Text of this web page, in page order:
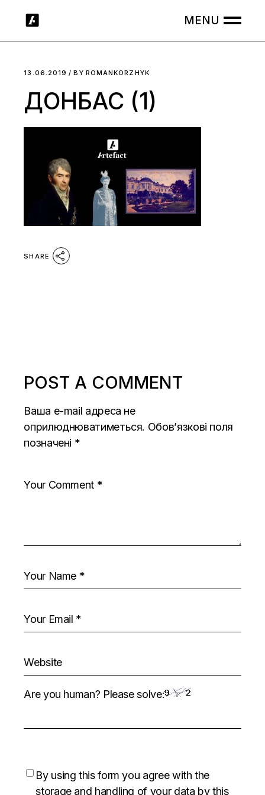
13.06.2019 BY ROMANKORZHYK
ДОНБАС (1)
SHARE
POST A COMMENT
Ваша e-mail адреса не
оприлюднюватиметься. Обов’язкові поля
позначені *
Are you human? Please solve:
By using this form you agree with the
storage and handling of your data by this